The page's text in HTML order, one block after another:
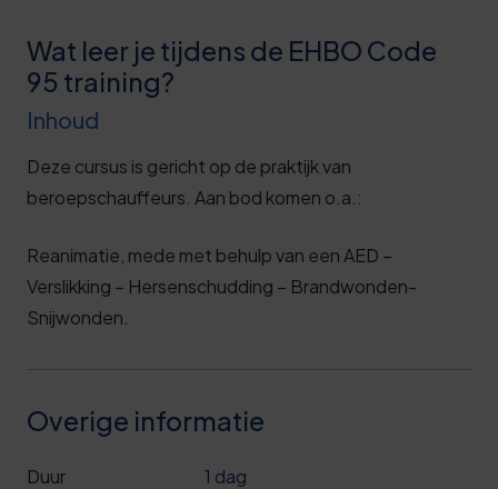
Wat leer je tijdens de EHBO Code
95 training?
Inhoud
Deze cursus is gericht op de praktijk van
beroepschauffeurs. Aan bod komen o.a.:
Reanimatie, mede met behulp van een AED –
Verslikking – Hersenschudding – Brandwonden-
Snijwonden.
Overige informatie
Duur 1 dag